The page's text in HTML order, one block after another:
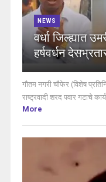
NEWS
वर्धा जिल्ह्यात
हर्षवर्धन
गौतम नगरी चौफेर (विशेष
राष्ट्रवादी शरद पवार गटाचे
More